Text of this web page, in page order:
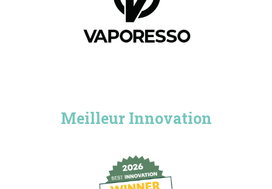
Meilleur Innovation